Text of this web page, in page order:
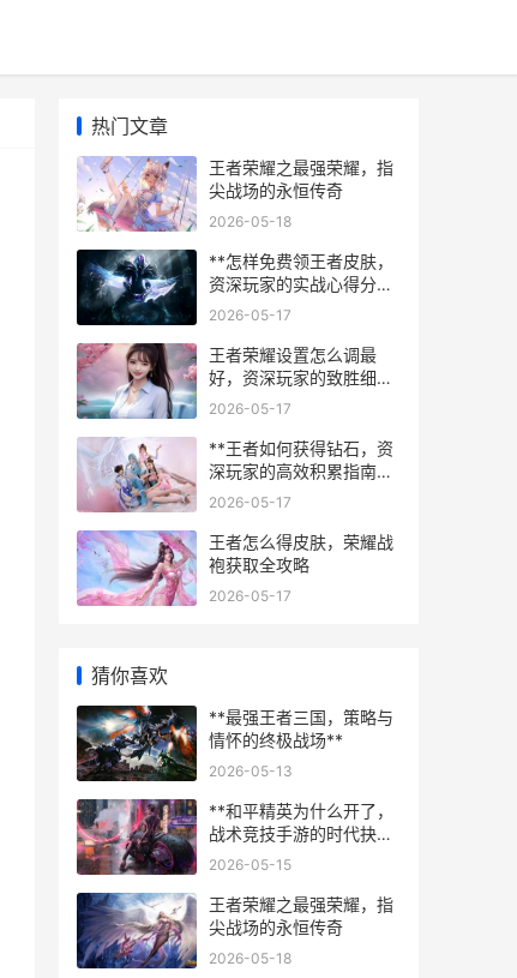
热门文章
王者荣耀之最强荣耀，指
尖战场的永恒传奇
2026-05-18
**怎样免费领王者皮肤，
资深玩家的实战心得分享
**
2026-05-17
王者荣耀设置怎么调最
好，资深玩家的致胜细节
指南，副标题，从操作到
2026-05-17
**王者如何获得钻石，资
深玩家的高效积累指南，
副标题，揭秘稳定获取路
2026-05-17
王者怎么得皮肤，荣耀战
袍获取全攻略
2026-05-17
猜你喜欢
**最强王者三国，策略与
情怀的终极战场**
2026-05-13
**和平精英为什么开了，
战术竞技手游的时代抉择
与玩家共鸣**
2026-05-15
王者荣耀之最强荣耀，指
尖战场的永恒传奇
2026-05-18